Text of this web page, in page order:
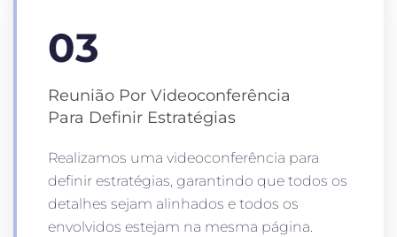
03
Reunião Por Videoconferência
Para Definir Estratégias
Realizamos uma videoconferência para
definir estratégias, garantindo que todos os
detalhes sejam alinhados e todos os
envolvidos estejam na mesma página.